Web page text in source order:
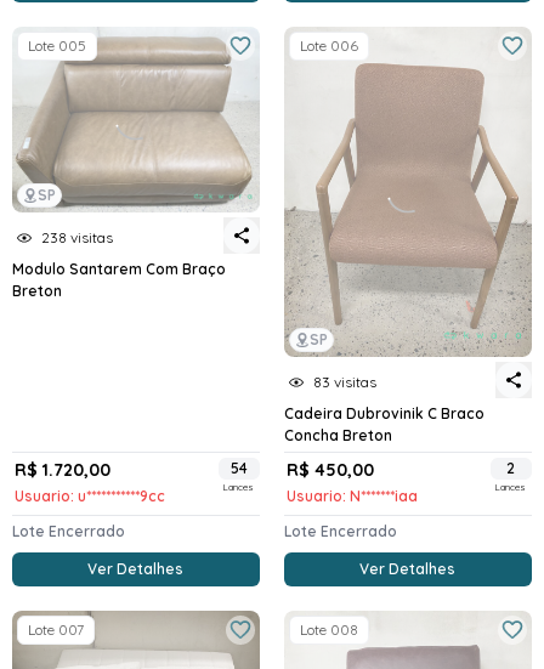
SP
Lote 005
238 visitas
Modulo Santarem Com Braço
Breton
R$ 1.720,00
Usuario: u***********9cc
54
Lances
Lote Encerrado
Ver Detalhes
SP
Lote 006
83 visitas
Cadeira Dubrovinik C Braco
Concha Breton
R$ 450,00
Usuario: N*******iaa
2
Lances
Lote Encerrado
Ver Detalhes
Lote 007 Lote 008